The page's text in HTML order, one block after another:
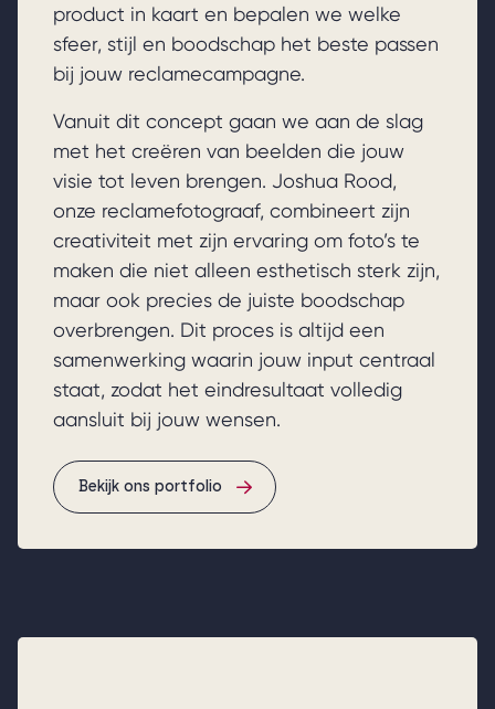
product in kaart en bepalen we welke
sfeer, stijl en boodschap het beste passen
bij jouw reclamecampagne.
Vanuit dit concept gaan we aan de slag
met het creëren van beelden die jouw
visie tot leven brengen. Joshua Rood,
onze reclamefotograaf, combineert zijn
creativiteit met zijn ervaring om foto’s te
maken die niet alleen esthetisch sterk zijn,
maar ook precies de juiste boodschap
overbrengen. Dit proces is altijd een
samenwerking waarin jouw input centraal
staat, zodat het eindresultaat volledig
aansluit bij jouw wensen.
Bekijk ons portfolio